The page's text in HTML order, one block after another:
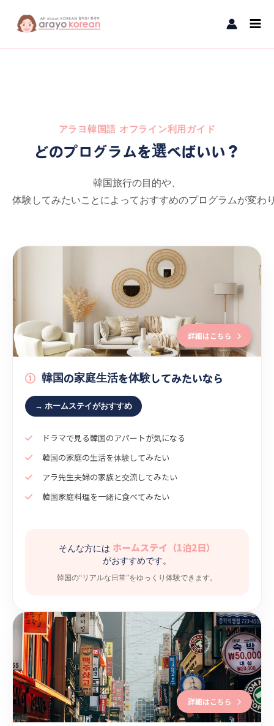
アラヨ韓国語 オフライン利用ガイド
どのプログラムを選べばいい？
韓国旅行の目的や、
体験してみたいことによっておすすめのプログラムが変わ
詳細はこちら
① 韓国の家庭生活を体験してみたいなら
→ ホームステイがおすすめ
ドラマで見る韓国のアパートが気になる
韓国の家庭の生活を体験してみたい
アラ先生夫婦の家族と交流してみたい
韓国家庭料理を一緒に食べてみたい
そんな方には ホームステイ（1泊2日）
がおすすめです。
韓国の“リアルな日常”をゆっくり体験できます。
詳細はこちら